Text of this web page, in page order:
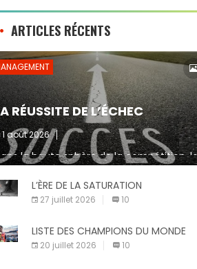
ARTICLES RÉCENTS
RÉUSSITE DE L’ÉCHEC
1 août 2026
la haute sphère de la compétition,
de ne pas atteindre un objectif est un
d’incompétence et une source de
diverses (avertissement, […]
L’ÈRE DE LA SATURATION
27 juillet 2026 10
LISTE DES CHAMPIONS DU MONDE
20 juillet 2026 10